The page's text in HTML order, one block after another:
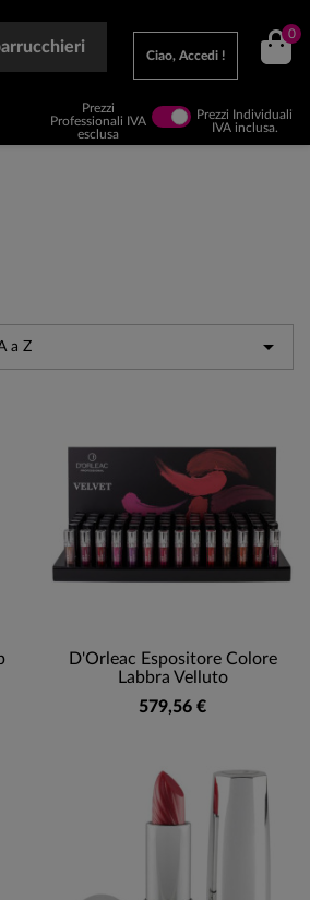
Ciao, Accedi !
0
Prezzi
Professionali IVA
esclusa
Prezzi Individuali
IVA inclusa.
a Z 
D'Orleac Espositore Colore
Labbra Velluto
579,56 €